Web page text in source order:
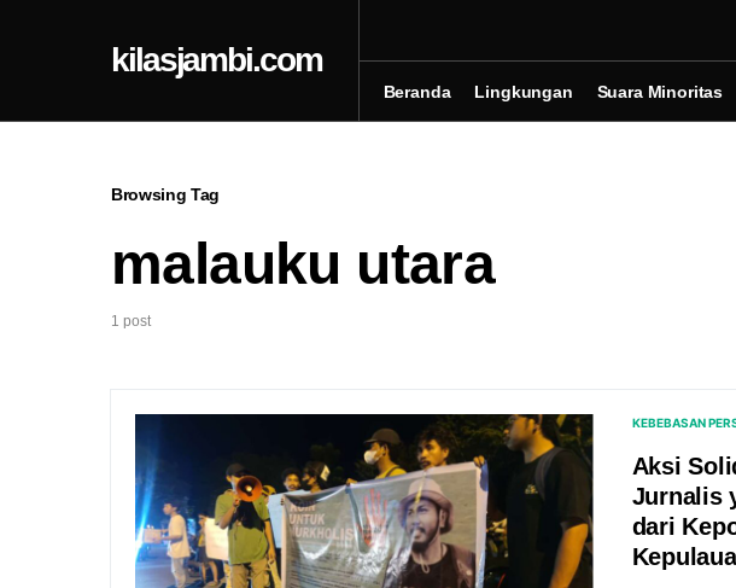
kilasjambi.com
Beranda Lingkungan Suara Minoritas
Browsing Tag
malauku utara
1 post
KEBEBASAN
Aksi
Jurnalis
dari